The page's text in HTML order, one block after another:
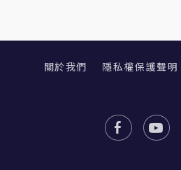
關於我們 隱私權保護聲明